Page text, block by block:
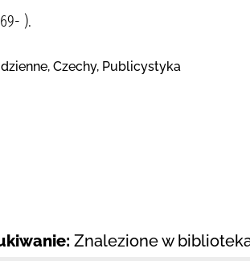
).
Czechy, Publicystyka
Znalezione w